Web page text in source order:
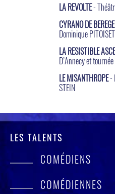
LA REVOLTE-
CYRANO DE
Dominique PITOISET
LA RESISTIBLE
D’Annecy et
LE MISANTHROPE-
STEIN
LES TALENTS
COMÉDIENS
COMÉDIENNES